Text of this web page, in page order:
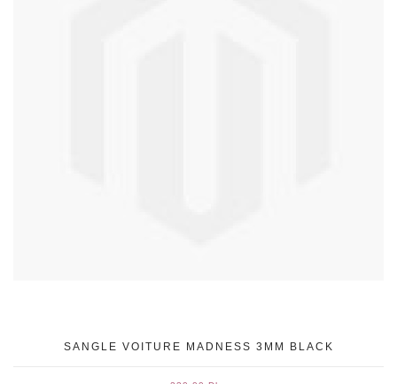
SANGLE VOITURE MADNESS 3MM BLACK